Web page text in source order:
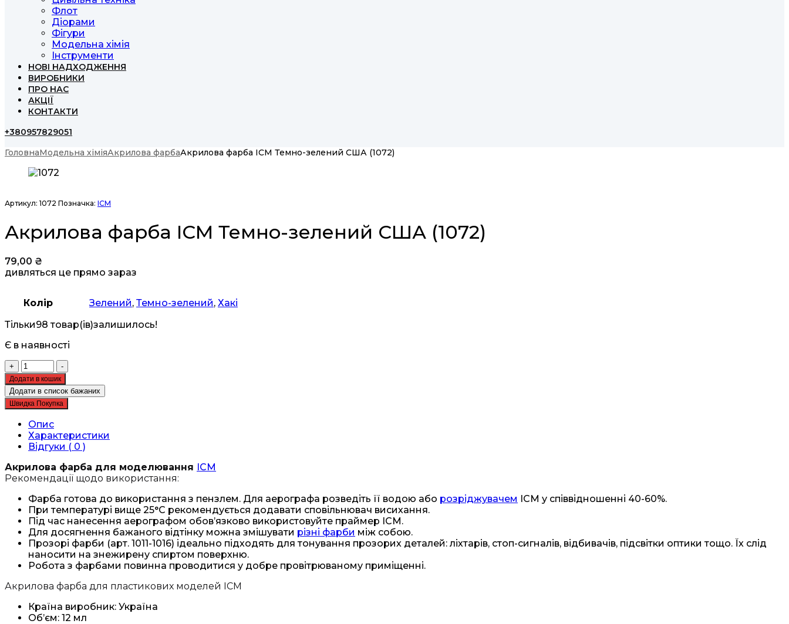
Флот
Діорами
Фігури
Модельна хімія
Інструменти
НОВІ НАДХОДЖЕННЯ
ВИРОБНИКИ
ПРО НАС
АКЦІЇ
КОНТАКТИ
+380957829051
ГоловнаМодельна хіміяАкрилова фарбаАкрилова фарба ICM Темно-зелений США (1072)
Артикул: 1072 Позначка: ICM
Акрилова фарба ICM Темно-зелений США (1072)
79,00 ₴
дивляться це прямо зараз
Колір Зелений, Темно-зелений, Хакі
Тільки98 товар(ів)залишилось!
Є в наявності
+
Акрилова
фарба
ICM
Темно-
зелений
США
(1072)
кількість
-
Додати в кошик
Додати в список бажаних
Швидка Покупка
Опис
Характеристики
Відгуки ( 0 )
Акрилова фарба для моделювання ICM
Рекомендації щодо використання:
Фарба готова до використання з пензлем. Для аерографа розведіть її водою або розріджувачем ICM у співвідношенні 40-60%.
При температурі вище 25°C рекомендується додавати сповільнювач висихання.
Під час нанесення аерографом обов’язково використовуйте праймер ICM.
Для досягнення бажаного відтінку можна змішувати різні фарби між собою.
Прозорі фарби (арт. 1011-1016) ідеально підходять для тонування прозорих деталей: ліхтарів, стоп-сигналів, відбивачів, підсвітки оптики тощо. Їх слід
наносити на знежирену спиртом поверхню.
Робота з фарбами повинна проводитися у добре провітрюваному приміщенні.
Акрилова фарба для пластикових моделей ICM
Країна виробник: Україна
Об’єм: 12 мл